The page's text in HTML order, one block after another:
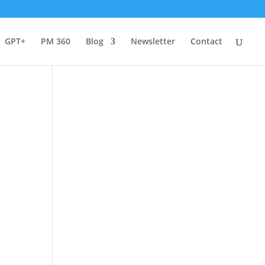
GPT+ PM 360 Blog Newsletter Contact